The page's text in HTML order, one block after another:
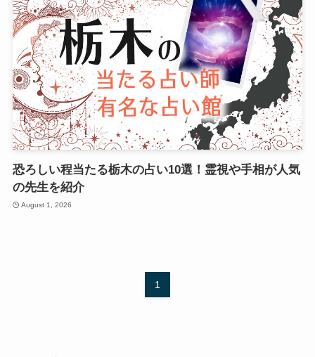
恐ろしい程当たる栃木の占い10選！霊視や手相が人気
の先生を紹介
August 1, 2026
1